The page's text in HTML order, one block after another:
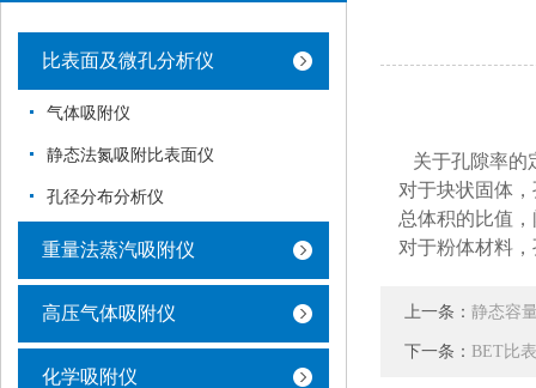
比表面及微孔分析仪
气体吸附仪
静态法氮吸附比表面仪
孔径分布分析仪
重量法蒸汽吸附仪
高压气体吸附仪
化学吸附仪
关于孔隙率的
对于块状固体
总体积的比值
对于粉体材料
上一条： 静态容
下一条： BET比